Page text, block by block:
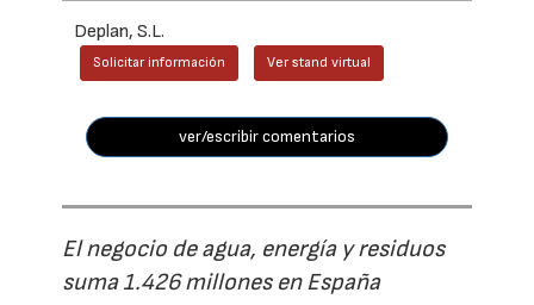
Deplan, S.L.
Solicitar información Ver stand virtual
ver/escribir comentarios
El negocio de agua, energía y residuos
suma 1.426 millones en España